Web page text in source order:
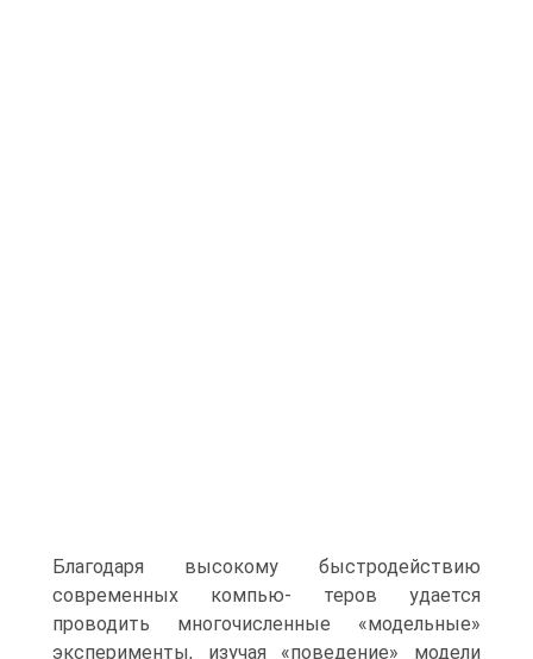
Благодаря высокому быстродействию
современных компью- теров удается
проводить многочисленные «модельные»
эксперименты, изучая «поведение» модели